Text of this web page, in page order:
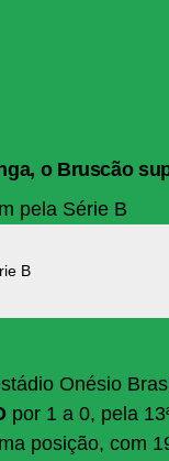
o Bruscão
B
Onésio
por 1 a 0, pela
posição, com